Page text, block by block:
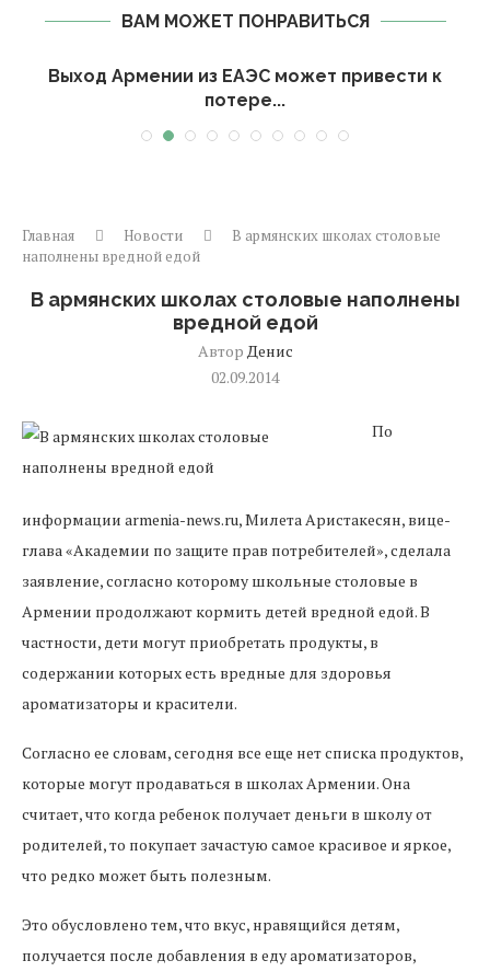
ВАМ МОЖЕТ ПОНРАВИТЬСЯ
Выход Армении из ЕАЭС может привести к
потере...
Главная Новости
В армянских школах столовые
наполнены вредной едой
В армянских школах столовые наполнены
вредной едой
Автор Денис
02.09.2014
По
информации armenia-news.ru, Милета Аристакесян, вице-
глава «Академии по защите прав потребителей», сделала
заявление, согласно которому школьные столовые в
Армении продолжают кормить детей вредной едой. В
частности, дети могут приобретать продукты, в
содержании которых есть вредные для здоровья
ароматизаторы и красители.
Согласно ее словам, сегодня все еще нет списка продуктов,
которые могут продаваться в школах Армении. Она
считает, что когда ребенок получает деньги в школу от
родителей, то покупает зачастую самое красивое и яркое,
что редко может быть полезным.
Это обусловлено тем, что вкус, нравящийся детям,
получается после добавления в еду ароматизаторов,